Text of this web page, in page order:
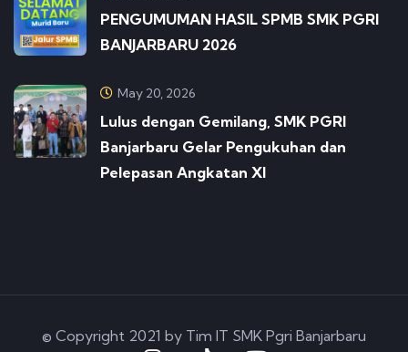
PENGUMUMAN HASIL SPMB SMK PGRI
BANJARBARU 2026
May 20, 2026
Lulus dengan Gemilang, SMK PGRI
Banjarbaru Gelar Pengukuhan dan
Pelepasan Angkatan XI
© Copyright 2021 by Tim IT SMK Pgri Banjarbaru